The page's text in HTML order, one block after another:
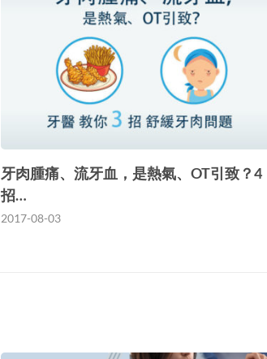
牙肉腫痛、流牙血，是熱氣、OT引致？4
招…
2017-08-03